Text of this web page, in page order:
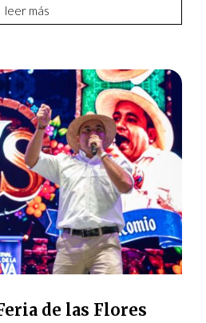
leer más
de las Flores